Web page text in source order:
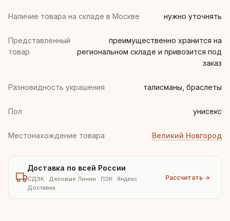
Наличие товара на складе в Москве нужно уточнять
Представленный
товар
преимущественно хранится на
региональном складе и привозится под
заказ
Разновидность украшения талисманы, браслеты
Пол унисекс
Местонахождение товара Великий Новгород
Доставка по всей России
СДЭК · Деловые Линии · ПЭК · Яндекс
Доставка
Рассчитать →